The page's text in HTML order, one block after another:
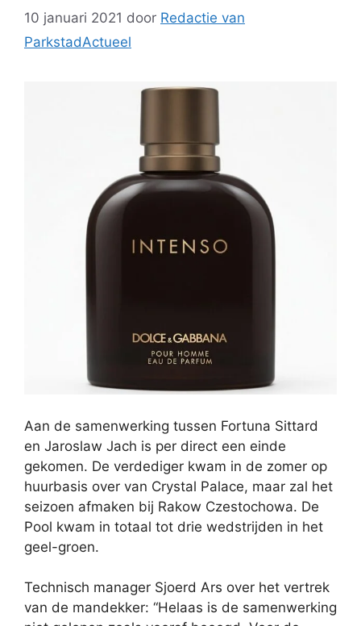
10 januari 2021 door Redactie van
ParkstadActueel
Aan de samenwerking tussen Fortuna Sittard
en Jaroslaw Jach is per direct een einde
gekomen. De verdediger kwam in de zomer op
huurbasis over van Crystal Palace, maar zal het
seizoen afmaken bij Rakow Czestochowa. De
Pool kwam in totaal tot drie wedstrijden in het
geel-groen.
Technisch manager Sjoerd Ars over het vertrek
van de mandekker: “Helaas is de samenwerking